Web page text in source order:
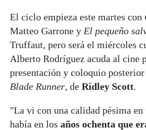
El ciclo empieza este martes con
Matteo Garrone y El pequeño
Truffaut, pero será el miércoles
Alberto Rodríguez acuda al cine
presentación y coloquio
Blade Runner, de Ridley Scott.
"La vi con una calidad pésima
había en los años ochenta que